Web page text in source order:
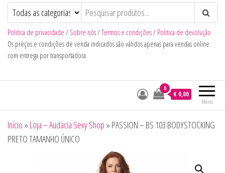
Audacia Sexy Shop
Politica de privacidade / Sobre nós/Termos e condições/ Politica de devolução
Os preços e condições de venda indicados são válidos apenas para vendas online
com entrega por transportadora.
Menu
0
€ 0,00
Início » Loja – Audacia Sexy Shop » PASSION – BS 103 BODYSTOCKING
PRETO TAMANHO ÚNICO